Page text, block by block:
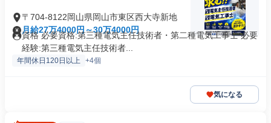
〒704-8122岡山県岡山市東区西大寺新地
月給27万4000円～30万4000円
資格 必要資格:第三種電気主任技術者・第二種電気工事士 必要
経験:第三種電気主任技術者...
年間休日120日以上 +4個
気になる